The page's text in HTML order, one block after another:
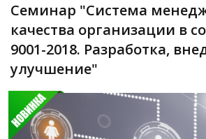
Семинар "Система менеджмента
качества организации в
9001-2018. Разработка,
улучшение"